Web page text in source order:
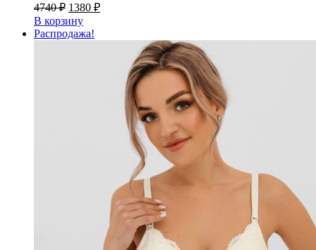
4740₽ 1380 ₽
В корзину
Распродажа!